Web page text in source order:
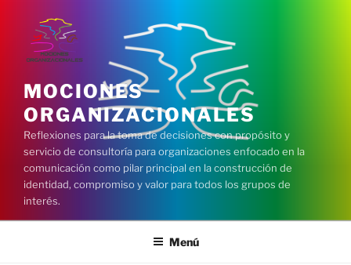
contenido
MOCIONES
ORGANIZACIONALES
Reflexiones para la toma de decisiones con propósito y
servicio de consultoría para organizaciones enfocado en la
comunicación como pilar principal en la construcción de
identidad, compromiso y valor para todos los grupos de
interés.
Menú